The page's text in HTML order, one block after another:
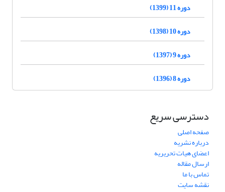
دوره 11 (1399)
دوره 10 (1398)
دوره 9 (1397)
دوره 8 (1396)
دسترسی سریع
صفحه اصلی
درباره نشریه
اعضای هیات تحریریه
ارسال مقاله
تماس با ما
نقشه سایت